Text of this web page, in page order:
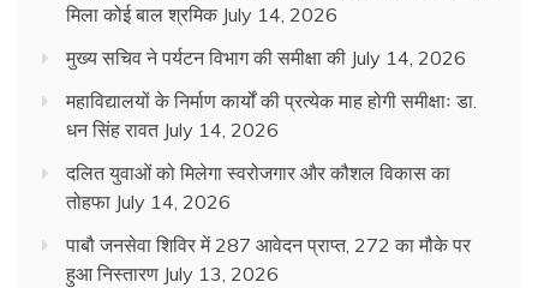
मिला कोई बाल श्रमिक July 14, 2026
मुख्य सचिव ने पर्यटन विभाग की समीक्षा की July 14, 2026
महाविद्यालयों के निर्माण कार्यों की प्रत्येक माह होगी समीक्षाः डा.
धन सिंह रावत July 14, 2026
दलित युवाओं को मिलेगा स्वरोजगार और कौशल विकास का
तोहफा July 14, 2026
पाबौ जनसेवा शिविर में 287 आवेदन प्राप्त, 272 का मौके पर
हुआ निस्तारण July 13, 2026